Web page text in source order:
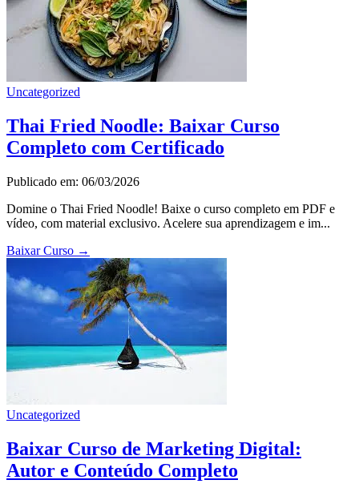
Uncategorized
Thai Fried Noodle: Baixar Curso
Completo com Certificado
Publicado em: 06/03/2026
Domine o Thai Fried Noodle! Baixe o curso completo em PDF e
vídeo, com material exclusivo. Acelere sua aprendizagem e im...
Baixar Curso →
Uncategorized
Baixar Curso de Marketing Digital:
Autor e Conteúdo Completo